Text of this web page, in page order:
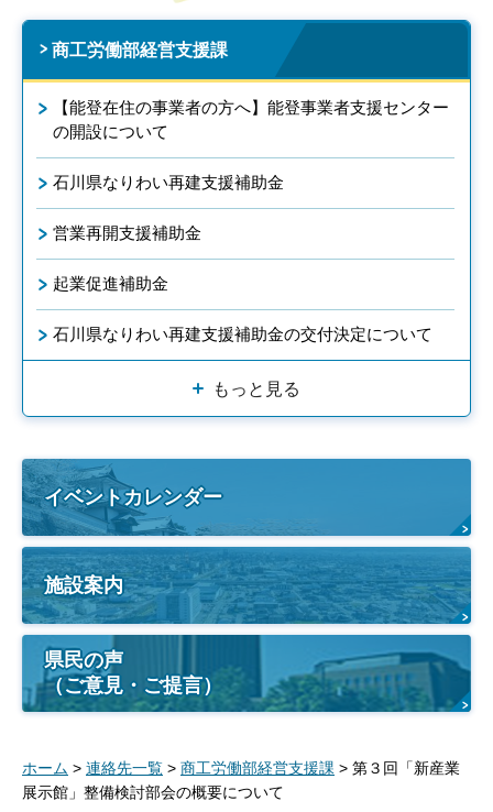
商工労働部経営支援課
【能登在住の事業者の方へ】能登事業者支援センター
の開設について
石川県なりわい再建支援補助金
営業再開支援補助金
起業促進補助金
石川県なりわい再建支援補助金の交付決定について
もっと見る
イベントカレンダー
施設案内
県民の声
（ご意見・ご提言）
ホーム > 連絡先一覧 > 商工労働部経営支援課 > 第３回「新産業
展示館」整備検討部会の概要について